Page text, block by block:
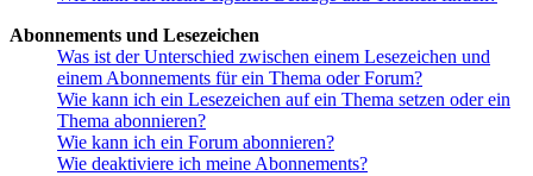
Abonnements und Lesezeichen
Was ist der Unterschied zwischen einem Lesezeichen und
einem Abonnements für ein Thema oder Forum?
Wie kann ich ein Lesezeichen auf ein Thema setzen oder ein
Thema abonnieren?
Wie kann ich ein Forum abonnieren?
Wie deaktiviere ich meine Abonnements?